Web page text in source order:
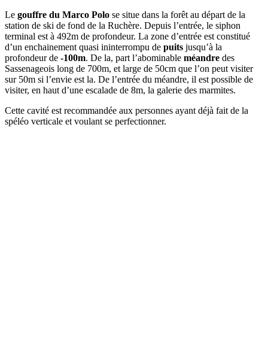
Le gouffre du Marco Polo se situe dans la forêt au départ de la
station de ski de fond de la Ruchère. Depuis l’entrée, le siphon
terminal est à 492m de profondeur. La zone d’entrée est constitué
d’un enchainement quasi ininterrompu de puits jusqu’à la
profondeur de -100m. De la, part l’abominable méandre des
Sassenageois long de 700m, et large de 50cm que l’on peut visiter
sur 50m si l’envie est la. De l’entrée du méandre, il est possible de
visiter, en haut d’une escalade de 8m, la galerie des marmites.
Cette cavité est recommandée aux personnes ayant déjà fait de la
spéléo verticale et voulant se perfectionner.